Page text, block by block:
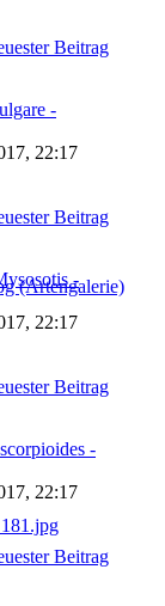
Beitrag
-
22:17
Beitrag
-
22:17
Beitrag
-
22:17
Beitrag